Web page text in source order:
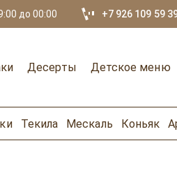
до 00:00 +7 926 109 59
Десерты Детское меню
Текила Мескаль Коньяк